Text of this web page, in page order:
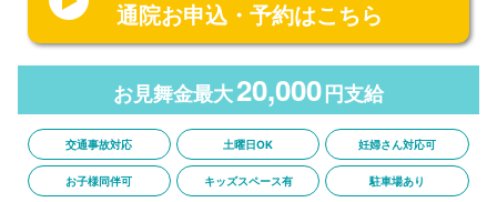
通院お申込・予約はこちら
お見舞金最大20,000 円支給
交通事故対応 土曜日OK 妊婦さん対応可
お子様同伴可 キッズスペース有 駐車場あり